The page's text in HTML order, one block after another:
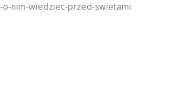
o-nim-wiedziec-przed-swietami